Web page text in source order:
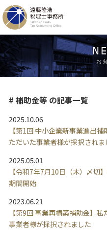
お
# 補助金等 の記事一覧
2025.10.06
【第1回 中小企業新事業進出
ただいた事業者様が採択されま
2025.05.01
【令和7年7月10日（木）〆切
期間開始
2023.06.21
【第9回 事業再構築補助金】
事業者様が採択されました